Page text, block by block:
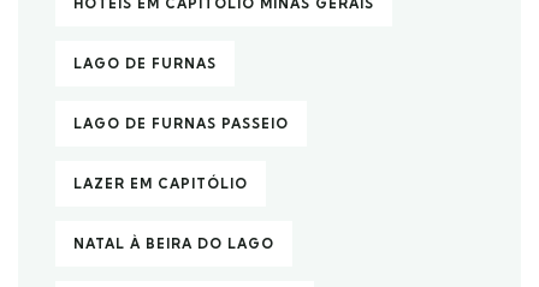
HOTÉIS EM CAPITÓLIO MINAS GERAIS
LAGO DE FURNAS
LAGO DE FURNAS PASSEIO
LAZER EM CAPITÓLIO
NATAL À BEIRA DO LAGO